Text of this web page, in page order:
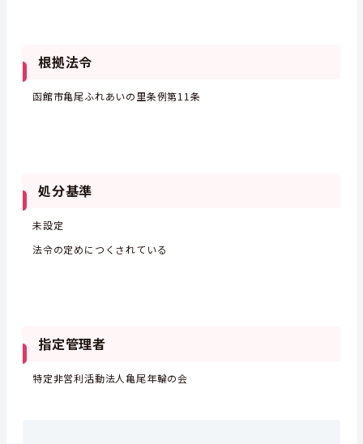
根拠法令
函館市亀尾ふれあいの里条例第11条
処分基準
未設定
法令の定めにつくされている
指定管理者
特定非営利活動法人亀尾年輪の会